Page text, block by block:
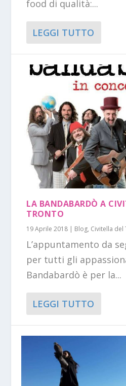
food di qualità:...
LEGGI TUTTO
LA BANDABARDÒ A
TRONTO
19 Aprile 2018 | Blog, Civitella del
L’appuntamento da
per tutti gli
Bandabardò è per la...
LEGGI TUTTO